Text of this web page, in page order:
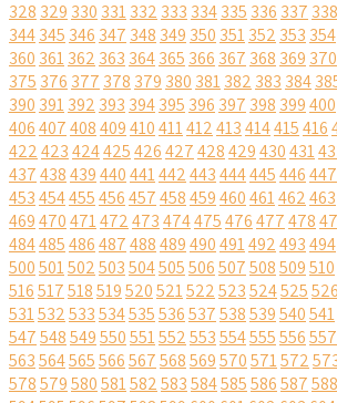
328 329 330 331332 333 334335 336 337 338
344345 346 347 348 349 350 351352 353 354
360 361362 363 364365 366 367 368 369 370
375 376 377 378 379 380 381382 383 384
390 391392 393 394395 396 397 398 399400
406407408409410411412413414415416
422423424425426427428429430431
437438439440441442443444445446447
453454455456457458459460461462463
469470471472473474475476477478
484485486487488489490491492493494
500501502503504505506507508509510
516517518519520521522523524525526
531532533534535536537538539540541
547548549550551552553554555556557
563564565566567568569570571572
578579580581582583584585586587588